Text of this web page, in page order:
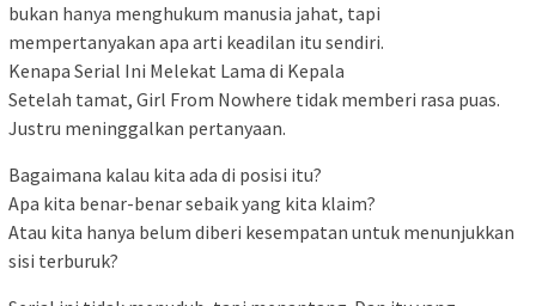
bukan hanya menghukum manusia jahat, tapi
mempertanyakan apa arti keadilan itu sendiri.
Kenapa Serial Ini Melekat Lama di Kepala
Setelah tamat, Girl From Nowhere tidak memberi rasa puas.
Justru meninggalkan pertanyaan.
Bagaimana kalau kita ada di posisi itu?
Apa kita benar-benar sebaik yang kita klaim?
Atau kita hanya belum diberi kesempatan untuk menunjukkan
sisi terburuk?